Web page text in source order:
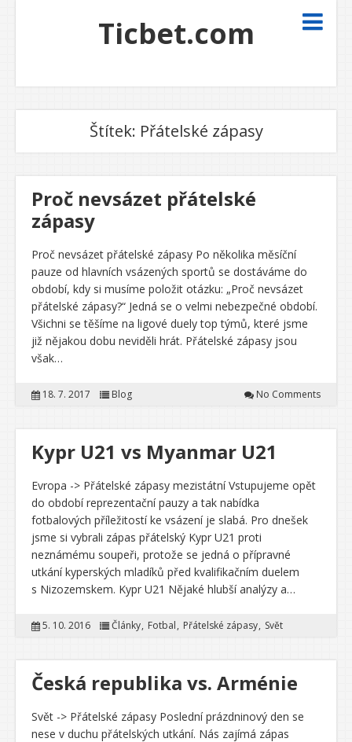
Ticbet.com
Štítek: Přátelské zápasy
Proč nevsázet přátelské
zápasy
Proč nevsázet přátelské zápasy Po několika měsíční
pauze od hlavních vsázených sportů se dostáváme do
období, kdy si musíme položit otázku: „Proč nevsázet
přátelské zápasy?“ Jedná se o velmi nebezpečné období.
Všichni se těšíme na ligové duely top týmů, které jsme
již nějakou dobu neviděli hrát. Přátelské zápasy jsou
však…
18. 7. 2017 Blog No Comments
Kypr U21 vs Myanmar U21
Evropa -> Přátelské zápasy mezistátní Vstupujeme opět
do období reprezentační pauzy a tak nabídka
fotbalových příležitostí ke vsázení je slabá. Pro dnešek
jsme si vybrali zápas přátelský Kypr U21 proti
neznámému soupeři, protože se jedná o přípravné
utkání kyperských mladíků před kvalifikačním duelem
s Nizozemskem. Kypr U21 Nějaké hlubší analýzy a…
5. 10. 2016 Články Fotbal Přátelské zápasy Svět
Česká republika vs. Arménie
Svět -> Přátelské zápasy Poslední prázdninový den se
nese v duchu přátelských utkání. Nás zajímá zápas